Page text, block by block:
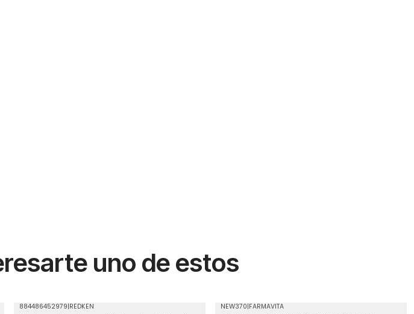
uno de estos
884486452979|REDKEN NEW370|FARMAVITA